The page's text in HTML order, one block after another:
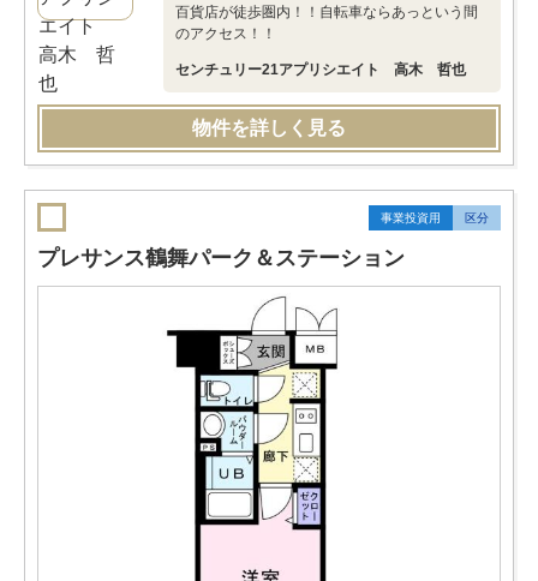
百貨店が徒歩圏内！！自転車ならあっという間
のアクセス！！
センチュリー21アプリシエイト 高木 哲也
物件を詳しく見る
事業投資用 区分
プレサンス鶴舞パーク＆ステーション